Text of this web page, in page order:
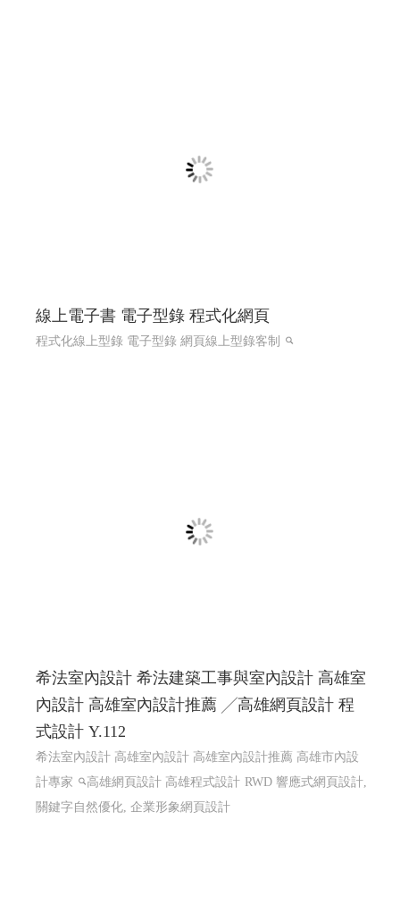
線上電子書 電子型錄 程式化網頁
程式化線上型錄 電子型錄 網頁線上型錄客制
希法室內設計 希法建築工事與室內設計 高雄室
內設計 高雄室內設計推薦 ╱高雄網頁設計 程
式設計 Y.112
希法室內設計 高雄室內設計 高雄室內設計推薦 高雄市內設
計專家
高雄網頁設計 高雄程式設計 RWD 響應式網頁設計,
關鍵字自然優化, 企業形象網頁設計